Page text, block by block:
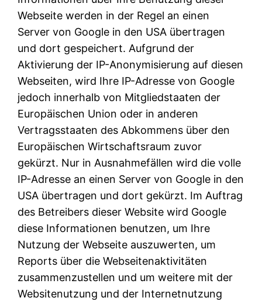
Webseite werden in der Regel an einen
Server von Google in den USA übertragen
und dort gespeichert. Aufgrund der
Aktivierung der IP-Anonymisierung auf diesen
Webseiten, wird Ihre IP-Adresse von Google
jedoch innerhalb von Mitgliedstaaten der
Europäischen Union oder in anderen
Vertragsstaaten des Abkommens über den
Europäischen Wirtschaftsraum zuvor
gekürzt. Nur in Ausnahmefällen wird die volle
IP-Adresse an einen Server von Google in den
USA übertragen und dort gekürzt. Im Auftrag
des Betreibers dieser Website wird Google
diese Informationen benutzen, um Ihre
Nutzung der Webseite auszuwerten, um
Reports über die Webseitenaktivitäten
zusammenzustellen und um weitere mit der
Websitenutzung und der Internetnutzung